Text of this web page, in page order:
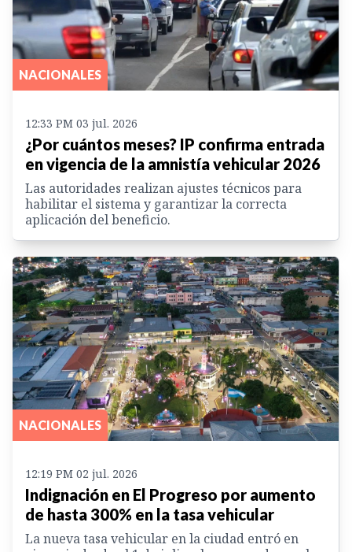
NACIONALES
12:33 PM 03 jul. 2026
¿Por cuántos meses? IP confirma entrada
en vigencia de la amnistía vehicular 2026
Las autoridades realizan ajustes técnicos para
habilitar el sistema y garantizar la correcta
aplicación del beneficio.
NACIONALES
12:19 PM 02 jul. 2026
Indignación en El Progreso por aumento
de hasta 300% en la tasa vehicular
La nueva tasa vehicular en la ciudad entró en